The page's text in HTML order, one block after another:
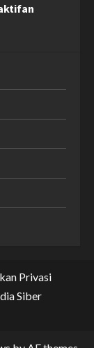
Privasi
Siber